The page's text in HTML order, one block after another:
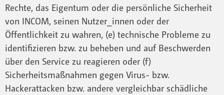
Rechte, das Eigentum oder die persönliche Sicherheit
von INCOM, seinen Nutzer_innen oder der
Öffentlichkeit zu wahren, (e) technische Probleme zu
identifizieren bzw. zu beheben und auf Beschwerden
über den Service zu reagieren oder (f)
Sicherheitsmaßnahmen gegen Virus- bzw.
Hackerattacken bzw. andere vergleichbar schädliche